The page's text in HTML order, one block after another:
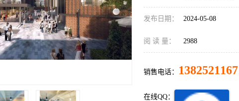
发布日期： 2024-05-08
阅 读 量： 2988
销售电话：
在线QQ：